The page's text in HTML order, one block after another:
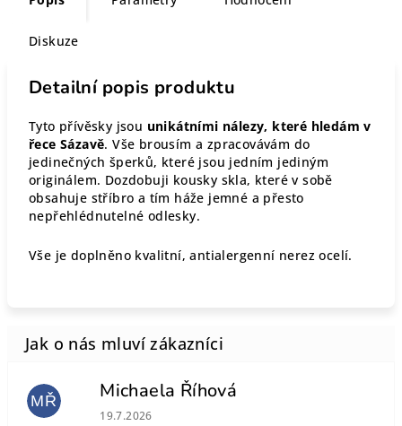
Diskuze
Detailní popis produktu
Tyto přívěsky jsou unikátními nálezy, které hledám v
řece Sázavě. Vše brousím a zpracovávám do
jedinečných šperků, které jsou jedním jediným
originálem. Dozdobuji kousky skla, které v sobě
obsahuje stříbro a tím háže jemné a přesto
nepřehlédnutelné odlesky.
Vše je doplněno kvalitní, antialergenní nerez ocelí.
MŘ Michaela Říhová
Hodnocení obchodu je 5 z 5 hvězdiček.
19.7.2026